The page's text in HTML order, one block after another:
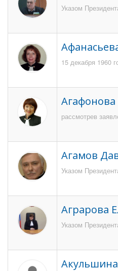
Указом
15 декабря 1960
Агафонова
рассмотрев
Агамов
Указом
Аграрова
Указом
Акульшина